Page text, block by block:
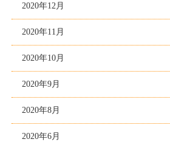
2020年12月
2020年11月
2020年10月
2020年9月
2020年8月
2020年6月